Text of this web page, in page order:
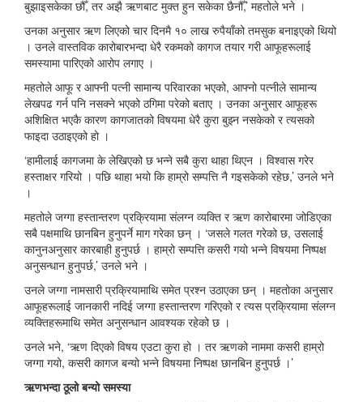
बुझाइसकेका छौँ, तर अझै ऋणबाट मुक्त हुन सकेका छैनौँ,’ महतोले भने ।
उनका अनुसार ऋण लिएको चार दिनमै १० लाख रुपैयाँको तमसुक बनाइएको थियो
। उनले वास्तविक कारोबारभन्दा धेरै रकमको कागज तयार गरी आफूहरूलाई
समस्यामा पारिएको आरोप लगाए ।
महतोले आफू र आफ्नी पत्नी सामान्य परिवारका भएको, आफ्नो पत्नीले सामान्य
लेखपढ गर्न पनि नसक्ने भएको ठगिमा परेको बताए । उनका अनुसार आफूहरू
अशिक्षित भएकै कारण कागजातको विषयमा धेरै कुरा बुझ्न नसकेको र त्यसको
फाइदा उठाइएको हो ।
‘हामीलाई कागजमा के लेखिएको छ भन्ने सबै कुरा थाहा थिएन । विश्वास गरेर
हस्ताक्षर गरियो । पछि थाहा भयो कि हाम्रो सम्पत्ति नै गइसकेको रहेछ,’ उनले भने
।
महतोले जग्गा हस्तान्तरण प्रक्रियामा संलग्न व्यक्ति र ऋण कारोबारमा जोडिएका
सबै पक्षमाथि छानबिन हुनुपर्ने माग गरेका छन् । ‘जसले गलत गरेको छ, उसलाई
कानुनअनुसार कारबाही हुनुपर्छ । हाम्रो सम्पत्ति कसरी गयो भन्ने विषयमा निष्पक्ष
अनुसन्धान हुनुपर्छ,’ उनले भने ।
उनले जग्गा नामसारी प्रक्रियामाथि समेत प्रश्न उठाएका छन् । महतोका अनुसार
आफूहरूलाई जानकारी नदिई जग्गा हस्तान्तरण गरिएको र त्यस प्रक्रियामा संलग्न
व्यक्तिहरूमाथि समेत अनुसन्धान आवश्यक रहेको छ ।
उनले भने, ‘ऋण दिएको विषय एउटा कुरा हो । तर ऋणको नाममा कसरी हाम्रो
जग्गा गयो, कसरी कागज बन्यो भन्ने विषयमा निष्पक्ष छानबिन हुनुपर्छ ।’
ऋणभन्दा ठूलो बन्यो समस्या